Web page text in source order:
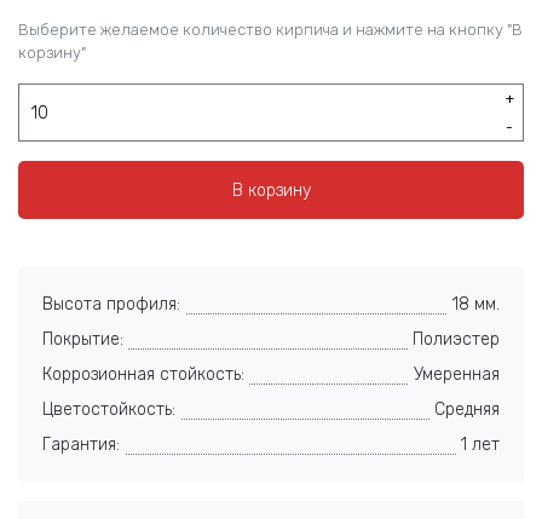
Выберите желаемое количество кирпича и нажмите на кнопку "В
корзину"
+
-
В корзину
Высота профиля:
18 мм.
Покрытие:
Полиэстер
Коррозионная стойкость:
Умеренная
Цветостойкость:
Средняя
Гарантия:
1 лет